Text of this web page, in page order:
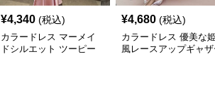
¥4,340 (税込)
カラードレス マーメイ
ドシルエット ツーピー
¥4,680 (税込)
カラードレス 優美な姫
風レースアップギャザ